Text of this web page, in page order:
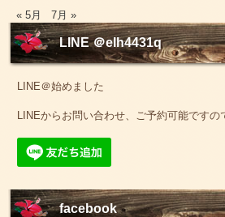
« 5月 7月 »
LINE ＠elh4431q
LINE＠始めました
LINEからお問い合わせ、ご予約可能です
facebook